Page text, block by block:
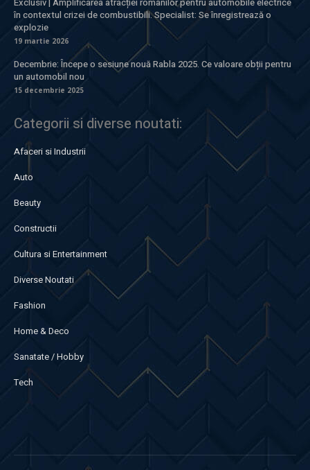
în contextul crizei de combustibili. Specialist: Se înregistrează o
explozie
19 martie 2026
Decembrie: Începe o sesiune nouă Rabla 2025. Ce valoare obții pentru
un automobil nou
15 decembrie 2025
Categorii si diverse noutati:
Afaceri si Industrii
Auto
Beauty
Constructii
Cultura si Entertainment
Diverse Noutati
Fashion
Home & Deco
Sanatate / Hobby
Tech